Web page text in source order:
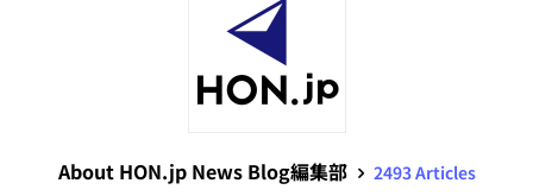
About HON.jp News Blog編集部
2493 Articles